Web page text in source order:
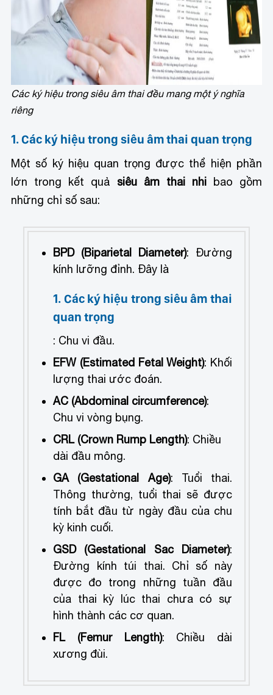
Các ký hiệu trong siêu âm thai đều mang một ý nghĩa
riêng
1. Các ký hiệu trong siêu âm thai quan trọng
Một số ký hiệu quan trọng được thể hiện phần
lớn trong kết quả siêu âm thai nhibao gồm
những chỉ số sau:
BPD (Biparietal Diameter): Đường
kính lưỡng đỉnh. Đây là
1. Các ký hiệu trong siêu âm thai
quan trọng
: Chu vi đầu.
EFW (Estimated Fetal Weight): Khối
lượng thai ước đoán.
AC (Abdominal circumference):
Chu vi vòng bụng.
CRL (Crown Rump Length): Chiều
dài đầu mông.
GA (Gestational Age): Tuổi thai.
Thông thường, tuổi thai sẽ được
tính bắt đầu từ ngày đầu của chu
kỳ kinh cuối.
GSD (Gestational Sac Diameter):
Đường kính túi thai. Chỉ số này
được đo trong những tuần đầu
của thai kỳ lúc thai chưa có sự
hình thành các cơ quan.
FL (Femur Length): Chiều dài
xương đùi.